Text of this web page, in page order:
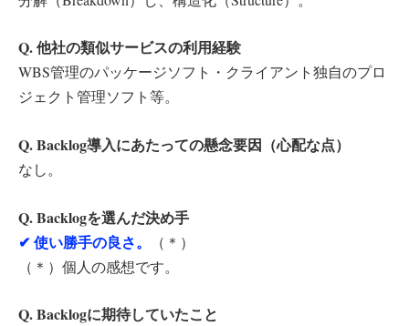
Q. 他社の類似サービスの利用経験
WBS管理のパッケージソフト・クライアント独自のプロ
ジェクト管理ソフト等。
Q. Backlog導入にあたっての懸念要因（心配な点）
なし。
Q. Backlogを選んだ決め手
✔︎ 使い勝手の良さ。
（＊）
（＊）個人の感想です。
Q. Backlogに期待していたこと